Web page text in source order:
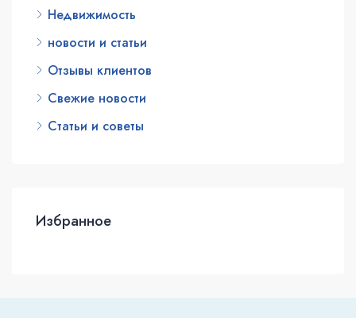
Недвижимость
новости и статьи
Отзывы клиентов
Свежие новости
Статьи и советы
Избранное